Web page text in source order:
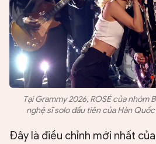
Tại Grammy 2026, ROSÉ của nhóm
nghệ sĩ solo đầu tiên của Hàn
Đây là điều chỉnh mới nhất